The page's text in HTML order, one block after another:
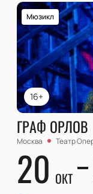
16+
Мюзикл
ГРАФ ОРЛОВ
Москва Театр
20 ОКТ